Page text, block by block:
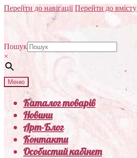
Перейти до навігації Перейти до вмісту
Пошук
×
Меню
Каталог товарів
Новини
Арт-Блог
Контакти
Особистий кабінет